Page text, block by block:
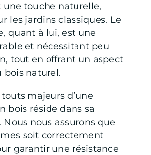
une touche naturelle,
les jardins classiques. Le
quant à lui, est une
et nécessitant peu
tout en offrant un aspect
bois naturel.
majeurs d’une
bois réside dans sa
nous assurons que
soit correctement
garantir une résistance